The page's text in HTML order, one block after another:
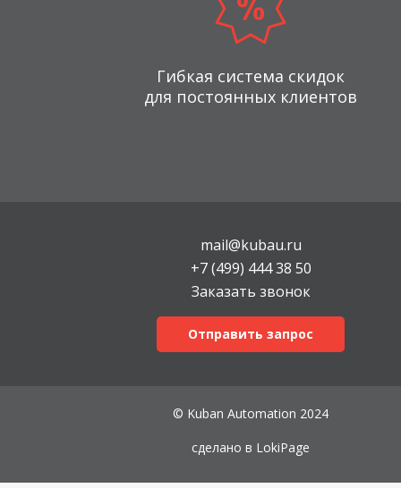
Гибкая система скидок
для постоянных клиентов
mail@kubau.ru
+7 (499) 444 38 50
Заказать звонок
Отправить запрос
© Kuban Automation 2024
сделано в LokiPage